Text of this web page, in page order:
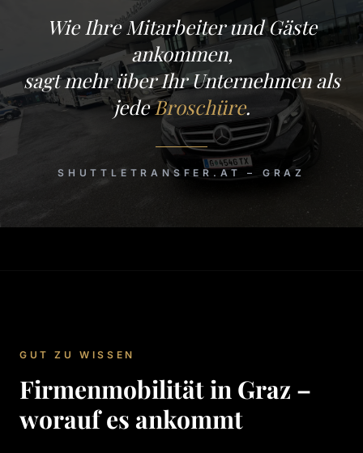
Wie Ihre Mitarbeiter und Gäste
ankommen,
sagt mehr über Ihr Unternehmen als
jedeBroschüre.
SHUTTLETRANSFER.AT – GRAZ
GUT ZU WISSEN
Firmenmobilität in Graz –
worauf es ankommt